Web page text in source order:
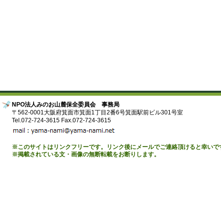
NPO法人みのお山麓保全委員会 事務局
〒562-0001大阪府箕面市箕面1丁目2番6号箕面駅前ビル301号室
Tel.072-724-3615 Fax.072-724-3615
※このサイトはリンクフリーです。リンク後にメールでご連絡頂けると幸いで
※掲載されている文・画像の無断転載をお断りします。